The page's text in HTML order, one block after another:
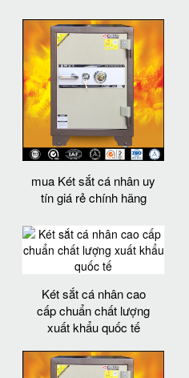
mua Két sắt cá nhân uy
tín giá rẻ chính hãng
Két sắt cá nhân cao
cấp chuẩn chất lượng
xuất khẩu quốc tế